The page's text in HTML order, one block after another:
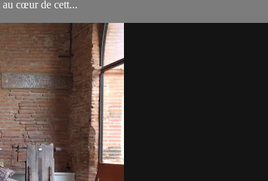
cœur de cett...